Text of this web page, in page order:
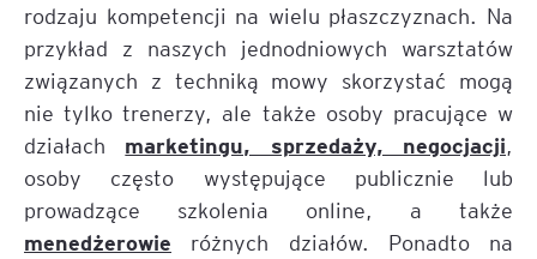
rodzaju kompetencji na wielu płaszczyznach. Na
przykład z naszych jednodniowych warsztatów
związanych z techniką mowy skorzystać mogą
nie tylko trenerzy, ale także osoby pracujące w
działach marketingu, sprzedaży, negocjacji,
osoby często występujące publicznie lub
prowadzące szkolenia online, a także
menedżerowie różnych działów. Ponadto na